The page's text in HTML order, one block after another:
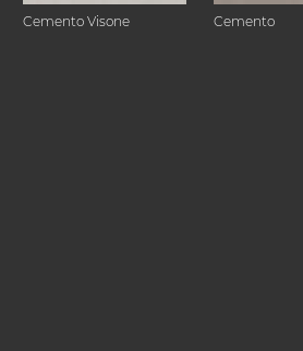
Cemento Visone Cemento